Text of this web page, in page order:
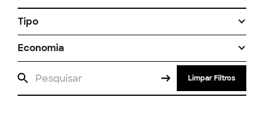
Tipo
Economia
Limpar Filtros